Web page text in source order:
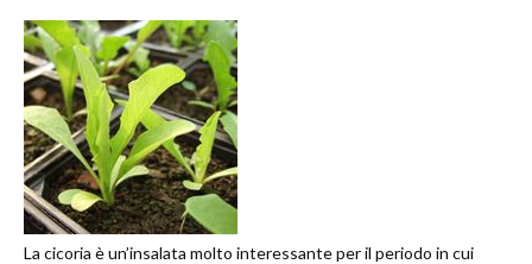
La cicoria è un’insalata molto interessante per il periodo in cui